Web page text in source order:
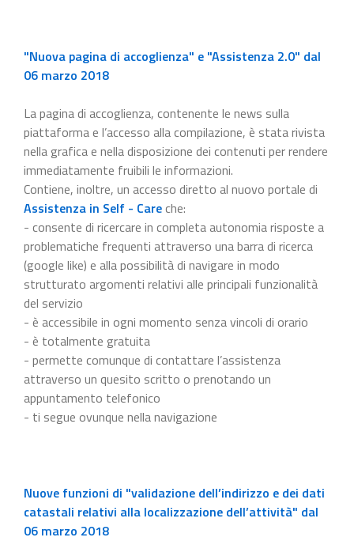
"Nuova pagina di accoglienza" e "Assistenza 2.0" dal
06 marzo 2018
La pagina di accoglienza, contenente le news sulla
piattaforma e l’accesso alla compilazione, è stata rivista
nella grafica e nella disposizione dei contenuti per rendere
immediatamente fruibili le informazioni.
Contiene, inoltre, un accesso diretto al nuovo portale di
Assistenza in Self - Careche:
- consente di ricercare in completa autonomia risposte a
problematiche frequenti attraverso una barra di ricerca
(google like) e alla possibilità di navigare in modo
strutturato argomenti relativi alle principali funzionalità
del servizio
- è accessibile in ogni momento senza vincoli di orario
- è totalmente gratuita
- permette comunque di contattare l’assistenza
attraverso un quesito scritto o prenotando un
appuntamento telefonico
- ti segue ovunque nella navigazione
Nuove funzioni di "validazione dell’indirizzo e dei dati
catastali relativi alla localizzazione dell’attività" dal
06 marzo 2018